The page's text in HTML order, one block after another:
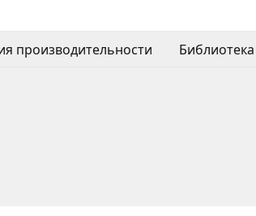
производительности Библиотека